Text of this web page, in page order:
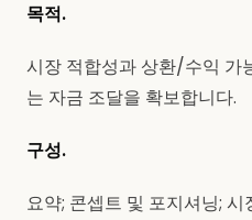
목적.
시장 적합성과 상환/수익 가
는 자금 조달을 확보합니다.
구성.
요약; 콘셉트 및 포지셔닝;